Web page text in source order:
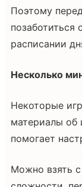
Поэтому
позаботиться
расписании
Несколько
Некоторые
материалы об
помогает
Можно взять